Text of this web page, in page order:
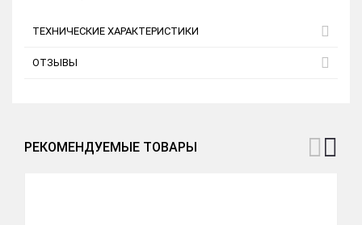
ТЕХНИЧЕСКИЕ ХАРАКТЕРИСТИКИ
ОТЗЫВЫ
РЕКОМЕНДУЕМЫЕ ТОВАРЫ